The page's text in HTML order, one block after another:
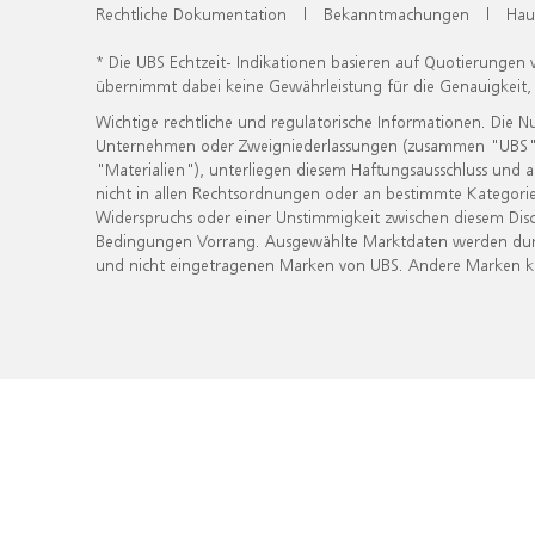
Rechtliche Dokumentation | Bekanntmachungen |
* Die UBS Echtzeit- Indikationen basieren auf
übernimmt dabei keine Gewährleistung für die
Wichtige rechtliche und regulatorische Informationen. Die
Unternehmen oder Zweigniederlassungen (zusammen
"Materialien"), unterliegen diesem Haftungsausschluss
nicht in allen Rechtsordnungen oder an bestimmte
Widerspruchs oder einer Unstimmigkeit zwischen diesem
Bedingungen Vorrang. Ausgewählte Marktdaten werden
und nicht eingetragenen Marken von UBS. Andere Marken